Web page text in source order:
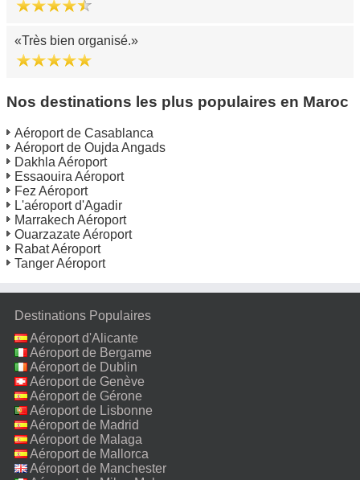
Très bien organisé.
Nos destinations les plus populaires en Maroc
Aéroport de Casablanca
Aéroport de Oujda Angads
Dakhla Aéroport
Essaouira Aéroport
Fez Aéroport
L'aéroport d'Agadir
Marrakech Aéroport
Ouarzazate Aéroport
Rabat Aéroport
Tanger Aéroport
Destinations Populaires
Aéroport d'Alicante
Aéroport de Bergame
Aéroport de Dublin
Aéroport de Genève
Aéroport de Gérone
Aéroport de Lisbonne
Aéroport de Madrid
Aéroport de Malaga
Aéroport de Mallorca
Aéroport de Manchester